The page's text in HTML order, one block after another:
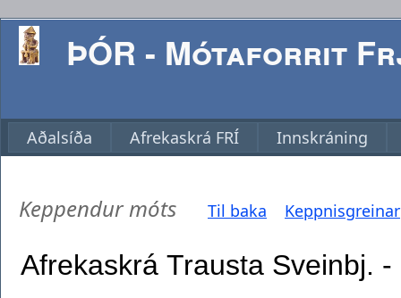
ÞÓR - Mótaforrit
Aðalsíða Afrekaskrá FRÍ Innskráning
Keppendur móts Til baka Keppnisgreinar